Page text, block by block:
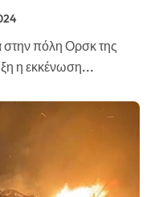
η εκκένωση...